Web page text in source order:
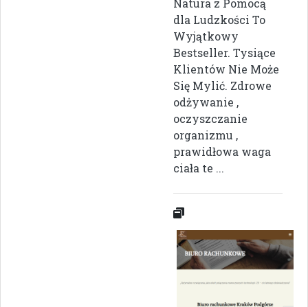
dla Ludzkości To
Wyjątkowy
Bestseller. Tysiące
Klientów Nie Może
Się Mylić. Zdrowe
odżywanie ,
oczyszczanie
organizmu ,
prawidłowa waga
ciała te ...